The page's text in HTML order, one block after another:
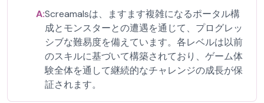
A:Screamalsは、ますます複雑になるポータル構
成とモンスターとの遭遇を通じて、プログレッ
シブな難易度を備えています。各レベルは以前
のスキルに基づいて構築されており、ゲーム体
験全体を通して継続的なチャレンジの成長が保
証されます。